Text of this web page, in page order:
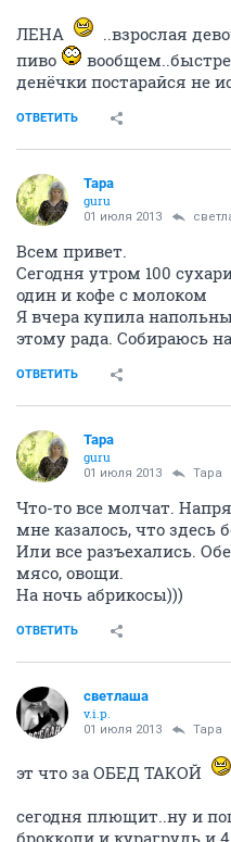
ЛЕНА
..взрослая
пиво
денёчки постарайся не
ОТВЕТИТЬ
Тара
guru
01 июля 2013
Всем привет.
Сегодня утром 100
один и кофе с молоком
Я вчера купила
этому рада. Собираюсь
ОТВЕТИТЬ
Тара
guru
01 июля 2013 Тара
Что-то все молчат.
мне казалось, что здесь
Или все разъехались.
мясо, овощи.
На ночь абрикосы)))
ОТВЕТИТЬ
светлаша
v.i.p.
01 июля 2013 Тара
эт что за ОБЕД ТАКОЙ
сегодня плющит..ну и
брокколи и курагрудь и